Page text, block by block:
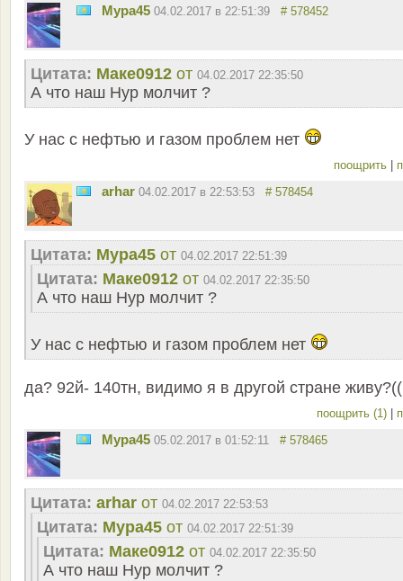
Мура45 04.02.2017 в 22:51:39 # 578452
Цитата: Маке0912 от 04.02.2017 22:35:50
А что наш Нур молчит ?
У нас с нефтью и газом проблем нет
поощрить
arhar 04.02.2017 в 22:53:53 # 578454
Цитата: Мура45 от 04.02.2017 22:51:39
Цитата: Маке0912 от 04.02.2017 22:35:50
А что наш Нур молчит ?
У нас с нефтью и газом проблем нет
да? 92й- 140тн, видимо я в другой стране
поощрить (1)
Мура45 05.02.2017 в 01:52:11 # 578465
Цитата: arhar от 04.02.2017 22:53:53
Цитата: Мура45 от 04.02.2017 22:51:39
Цитата: Маке0912 от 04.02.2017 22:35:50
А что наш Нур молчит ?